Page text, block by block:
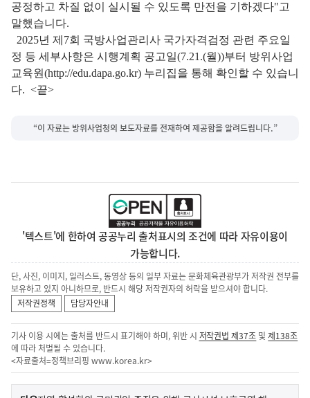
공정하고 차질 없이 실시될 수 있도록 만전을 기하겠다"고
말했습니다.
2025년 제7회 국방사업관리사 국가자격검정 관련 주요일
정 등 세부사항은 시행계획 공고일(7.21.(월))부터 방위사업
교육원(http://edu.dapa.go.kr) 누리집을 통해 확인할 수 있습니
다. <끝>
“이 자료는 방위사업청의 보도자료를 전재하여 제공함을 알려드립니다.”
'텍스트'에 한하여 공공누리 출처표시의 조건에 따라 자유이용이
가능합니다.
단, 사진, 이미지, 일러스트, 동영상 등의 일부 자료는 문화체육관광부가 저작권 전부를
보유하고 있지 아니하므로, 반드시 해당 저작권자의 허락을 받으셔야 합니다.
저작권정책
담당자안내
기사 이용 시에는 출처를 반드시 표기해야 하며, 위반 시 저작권법 제37조 및제138조
에 따라 처벌될 수 있습니다.
<자료출처=정책브리핑 www.korea.kr>